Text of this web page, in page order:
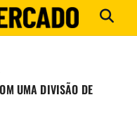
UMA DIVISÃO DE